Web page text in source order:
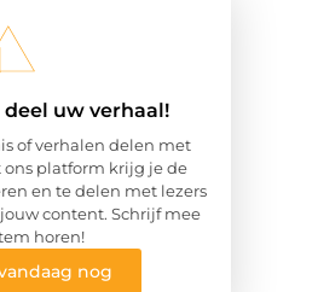
deel uw verhaal!
of verhalen delen met
platform krijg je de
en te delen met lezers
content. Schrijf mee
horen!
nog